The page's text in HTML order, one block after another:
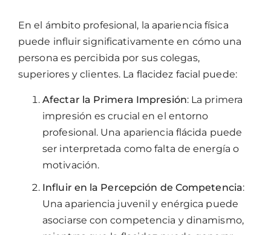
En el ámbito profesional, la apariencia física
puede influir significativamente en cómo una
persona es percibida por sus colegas,
superiores y clientes. La flacidez facial puede:
Afectar la Primera Impresión: La primera
impresión es crucial en el entorno
profesional. Una apariencia flácida puede
ser interpretada como falta de energía o
motivación.
Influir en la Percepción de Competencia:
Una apariencia juvenil y enérgica puede
asociarse con competencia y dinamismo,